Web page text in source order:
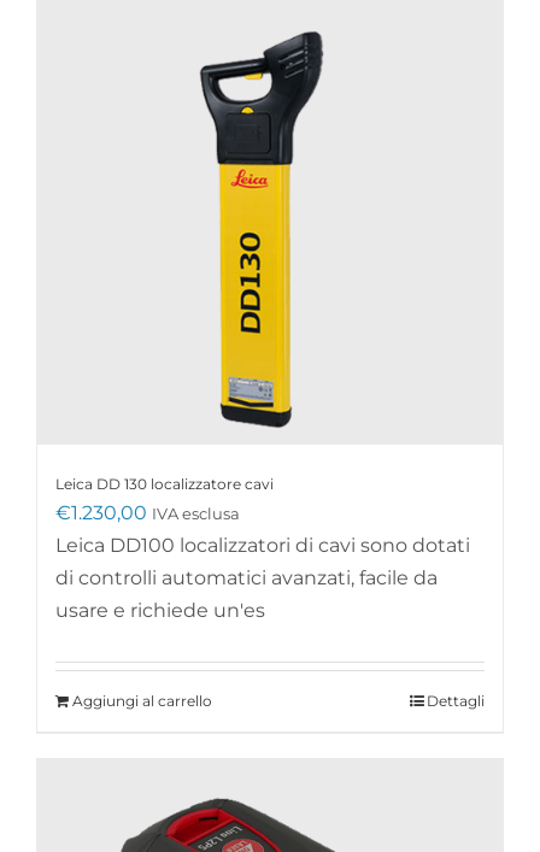
Leica DD 130 localizzatore cavi
€1.230,00 IVA esclusa
Leica DD100 localizzatori di cavi sono dotati
di controlli automatici avanzati, facile da
usare e richiede un'es
Aggiungi al carrello Dettagli